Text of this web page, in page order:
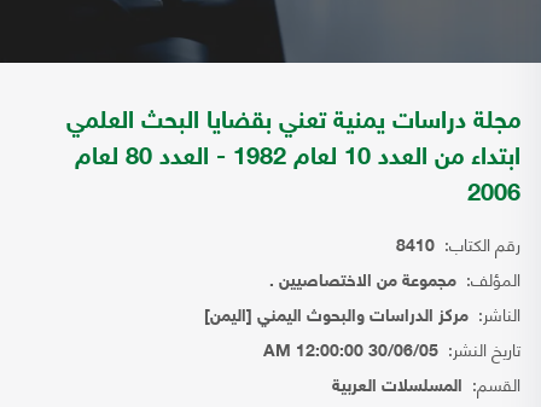
مجلة دراسات يمنية تعني بقضايا البحث العلمي
ابتداء من العدد 10 لعام 1982 - العدد 80 لعام
2006
رقم الكتاب: 8410
المؤلف: مجموعة من الاختصاصيين .
الناشر: مركز الدراسات والبحوث اليمني [اليمن]
تاريخ النشر: 30/06/05 12:00:00 AM
القسم: المسلسلات العربية